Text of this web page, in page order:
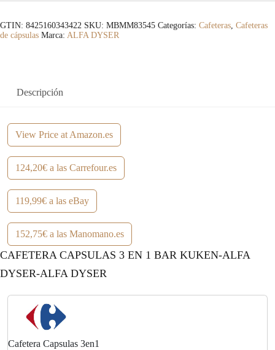
GTIN: 8425160343422 SKU: MBMM83545 Categorías: Cafeteras, Cafeteras
de cápsulas Marca: ALFA DYSER
Descripción
View Price at Amazon.es
124,20€ a las Carrefour.es
119,99€ a las eBay
152,75€ a las Manomano.es
CAFETERA CAPSULAS 3 EN 1 BAR KUKEN-ALFA
DYSER-ALFA DYSER
Cafetera Capsulas 3en1